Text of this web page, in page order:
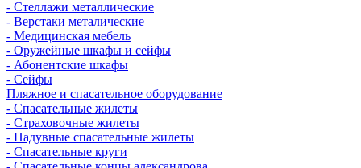
- Стеллажи металлические
- Верстаки металические
- Медицинская мебель
- Оружейные шкафы и сейфы
- Абонентские шкафы
- Сейфы
Пляжное и спасательное оборудование
- Спасательные жилеты
- Страховочные жилеты
- Надувные спасательные жилеты
- Спасательные круги